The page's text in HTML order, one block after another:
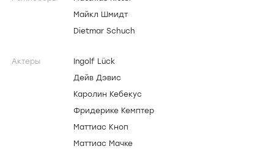
Майкл Шмидт
Dietmar Schuch
Актеры
Ingolf Lück
Дейв Дэвис
Каролин Кебекус
Фридерике Кемптер
Маттиас Кноп
Маттиас Мачке